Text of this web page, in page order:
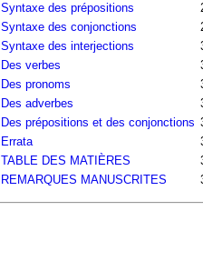
Syntaxe des prépositions
Syntaxe des conjonctions
Syntaxe des interjections
Des verbes
Des pronoms
Des adverbes
Des prépositions et des conjonctions
Errata
TABLE DES MATIÈRES
REMARQUES MANUSCRITES